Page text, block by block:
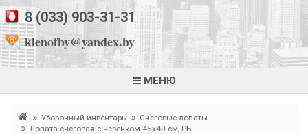
8 (033) 903-31-31
klenofby@yandex.by
МЕНЮ
Уборочный инвентарь
Снеговые лопаты
Лопата снеговая с черенком 45x40 см, РБ